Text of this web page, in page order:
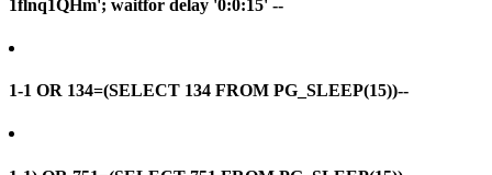
1flnq1QHm'; waitfor delay '0:0:15' --
1-1 OR 134=(SELECT 134 FROM PG_SLEEP(15))--